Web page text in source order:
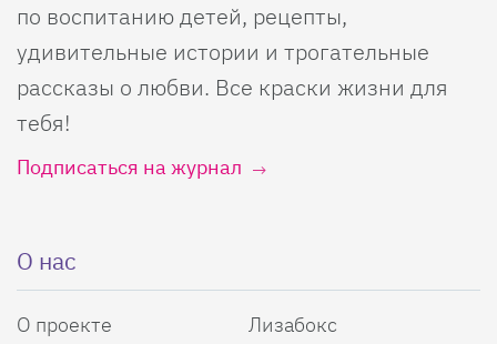
по воспитанию детей, рецепты,
удивительные истории и трогательные
рассказы о любви. Все краски жизни для
тебя!
Подписаться на журнал
О нас
О проекте
Лизабокс